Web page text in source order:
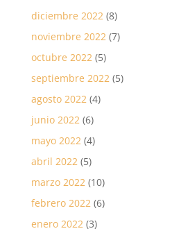
diciembre 2022(8)
noviembre 2022(7)
octubre 2022(5)
septiembre 2022(5)
agosto 2022(4)
junio 2022(6)
mayo 2022(4)
abril 2022(5)
marzo 2022(10)
febrero 2022(6)
enero 2022(3)